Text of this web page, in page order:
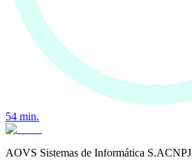
54 min.
AOVS Sistemas de Informática S.ACNPJ